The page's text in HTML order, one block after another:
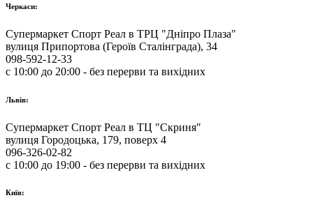
Черкаси:
Супермаркет Спорт Реал в ТРЦ "Дніпро Плаза"
вулиця Припортова (Героїв Сталінграда), 34
098-592-12-33
с 10:00 до 20:00 - без перерви та вихідних
Львів:
Супермаркет Спорт Реал в ТЦ "Скриня"
вулиця Городоцька, 179, поверх 4
096-326-02-82
с 10:00 до 19:00 - без перерви та вихідних
Київ: